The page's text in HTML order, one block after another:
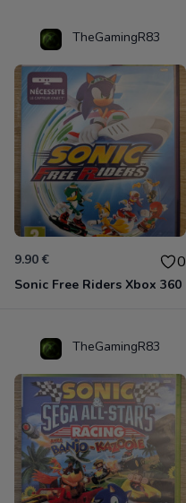
TheGamingR83
9.90 € 0
Sonic Free Riders Xbox 360
TheGamingR83